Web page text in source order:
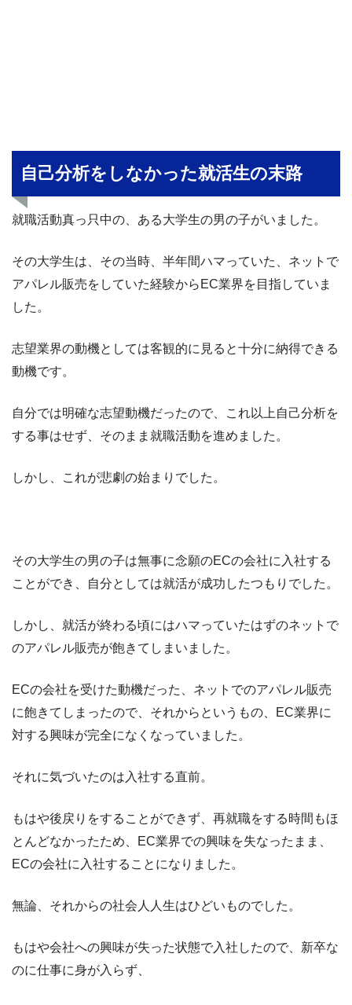
自己分析をしなかった就活生の末路
就職活動真っ只中の、ある大学生の男の子がいました。
その大学生は、その当時、半年間ハマっていた、ネットで
アパレル販売をしていた経験からEC業界を目指していま
した。
志望業界の動機としては客観的に見ると十分に納得できる
動機です。
自分では明確な志望動機だったので、これ以上自己分析を
する事はせず、そのまま就職活動を進めました。
しかし、これが悲劇の始まりでした。
その大学生の男の子は無事に念願のECの会社に入社する
ことができ、自分としては就活が成功したつもりでした。
しかし、就活が終わる頃にはハマっていたはずのネットで
のアパレル販売が飽きてしまいました。
ECの会社を受けた動機だった、ネットでのアパレル販売
に飽きてしまったので、それからというもの、EC業界に
対する興味が完全になくなっていました。
それに気づいたのは入社する直前。
もはや後戻りをすることができず、再就職をする時間もほ
とんどなかったため、EC業界での興味を失なったまま、
ECの会社に入社することになりました。
無論、それからの社会人人生はひどいものでした。
もはや会社への興味が失った状態で入社したので、新卒な
のに仕事に身が入らず、